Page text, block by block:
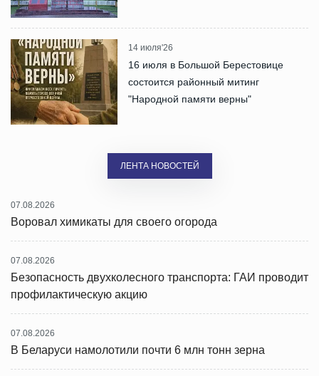
14 июля'26
16 июля в Большой Берестовице
состоится районный митинг
"Народной памяти верны"
ЛЕНТА НОВОСТЕЙ
07.08.2026
Воровал химикаты для своего огорода
07.08.2026
Безопасность двухколесного транспорта: ГАИ проводит
профилактическую акцию
07.08.2026
В Беларуси намолотили почти 6 млн тонн зерна